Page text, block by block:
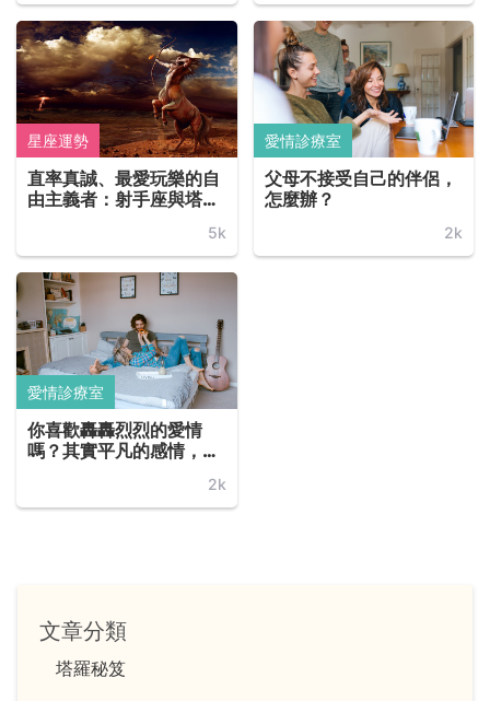
星座運勢
直率真誠、最愛玩樂的自
由主義者：射手座與塔羅
5k
愛情診療室
父母不接受自己的伴侶，
怎麼辦？
2k
愛情診療室
你喜歡轟轟烈烈的愛情
嗎？其實平凡的感情，才
2k
文章分類
塔羅秘笈